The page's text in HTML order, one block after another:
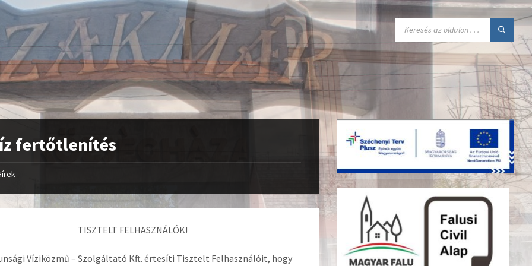
SEARCH:
fertőtlenítés
TISZTELT FELHASZNÁLÓK!
Víziközmű – Szolgáltató Kft. értesíti Tisztelt Felhasználóit, hogy